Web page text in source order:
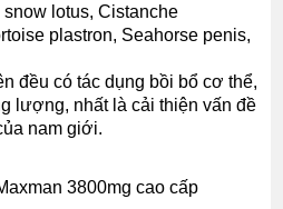
snow lotus, Cistanche
plastron, Seahorse penis,
đều có tác dụng bồi bổ cơ thể,
lượng, nhất là cải thiện vấn đề
nam giới.